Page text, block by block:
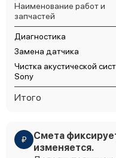
Наименование работ и
запчастей
Диагностика
Замена датчика
Чистка акустической
Sony
Итого
₽
Смета
изменяется.